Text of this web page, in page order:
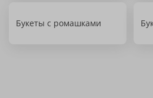
Букеты с ромашками